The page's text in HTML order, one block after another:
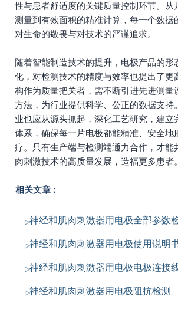
性与患者舒适度的关键质量控制环节。从
测量到有效面积的精准计算，每一个数据
对生命的敬畏与对技术的严谨追求。
随着智能制造技术的提升，电极产品的形
化，对检测技术的精度与效率也提出了更
构作为质量把关者，需不断引进先进测量
方法，为行业提供科学、公正的数据支持
业也应从源头抓起，深化工艺研究，建立
体系，确保每一片电极都能精准、安全地
疗。只有生产端与检测端通力合作，才能
肉刺激技术的高质量发展，造福更多患者。
相关文章：
神经和肌肉刺激器用电极全部参数
神经和肌肉刺激器用电极使用说明
神经和肌肉刺激器用电极电极连接
神经和肌肉刺激器用电极阻抗检测